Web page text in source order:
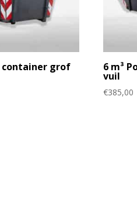
container grof 6 m³
vuil
€385,00